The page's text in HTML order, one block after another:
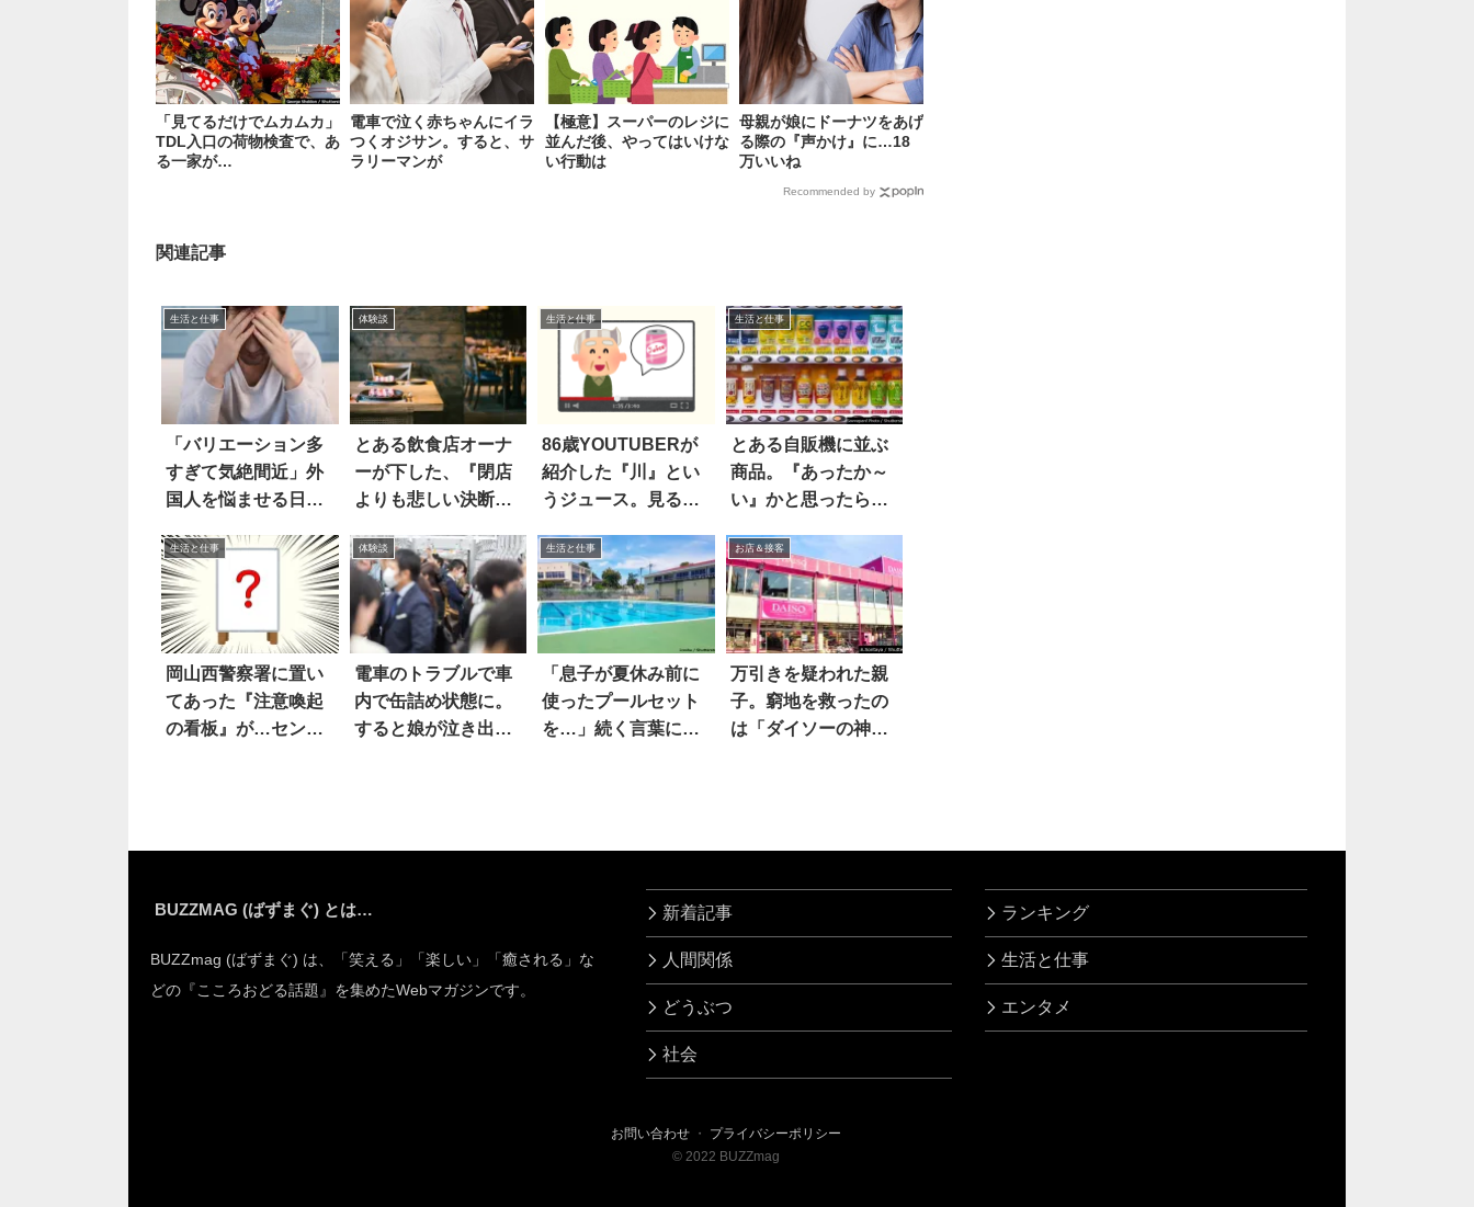
「見てるだけでムカムカ」
TDL入口の荷物検査で、あ
る一家が…
電車で泣く赤ちゃんにイラ
つくオジサン。すると、サ
ラリーマンが
【極意】スーパーのレジに
並んだ後、やってはいけな
い行動は
母親が娘にドーナツをあげ
る際の『声かけ』に…18
万いいね
Recommended by
関連記事
生活と仕事
「バリエーション多
すぎて気絶間近」外
国人を悩ませる日本
体験談
とある飲食店オーナ
ーが下した、『閉店
よりも悲しい決断』
生活と仕事
86歳YOUTUBERが
紹介した『川』とい
うジュース。見る
生活と仕事
とある自販機に並ぶ
商品。『あったか～
い』かと思ったら…
生活と仕事
岡山西警察署に置い
てあった『注意喚起
の看板』が…センス
体験談
電車のトラブルで車
内で缶詰め状態に。
すると娘が泣き出
生活と仕事
「息子が夏休み前に
使ったプールセット
を…」続く言葉に震
お店＆接客
万引きを疑われた親
子。窮地を救ったの
は「ダイソーの神対
BUZZMAG (ばずまぐ) とは…
BUZZmag (ばずまぐ) は、「笑える」「楽しい」「癒される」な
どの『こころおどる話題』を集めたWebマガジンです。
新着記事
人間関係
どうぶつ
社会
ランキング
生活と仕事
エンタメ
お問い合わせ ・ プライバシーポリシー
© 2022 BUZZmag